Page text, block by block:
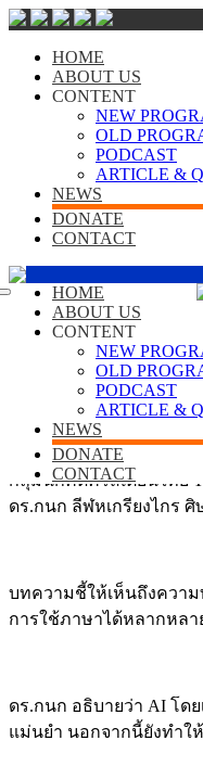
HOME
ABOUT US
CONTENT
NEW
OLD
PODCAST
ARTICLE &
NEWS
DONATE
CONTACT
HOME
ABOUT US
CONTENT
NEW
OLD
PODCAST
ARTICLE &
NEWS
DONATE
CONTACT
กลุ่มนักคิดฯ แนะสถาบัน
AI กับความท้าทายด้าน
กลุ่มนักคิดคริสเตียนไทย
ดร.กนก ลีฬหเกรียงไกร
บทความชี้ให้เห็นถึงควา
การใช้ภาษาได้หลากหลา
ดร.กนก อธิบายว่า AI โด
แม่นยำ นอกจากนี้ยังทำใ